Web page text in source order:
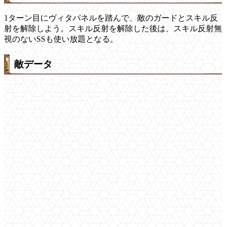
1ターン目にヴィタパネルを踏んで、敵のガードとスキル反
射を解除しよう。スキル反射を解除した後は、スキル反射無
視のないSSも使い放題となる。
敵データ